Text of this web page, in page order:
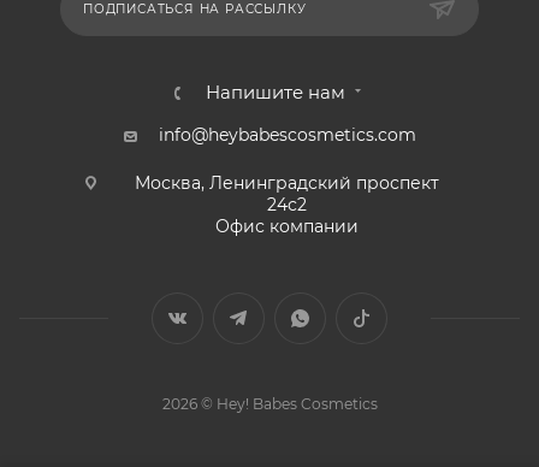
ПОДПИСАТЬСЯ НА РАССЫЛКУ
Напишите нам
info@heybabescosmetics.com
Москва, Ленинградский проспект
24с2
Офис компании
2026 © Hey! Babes Cosmetics